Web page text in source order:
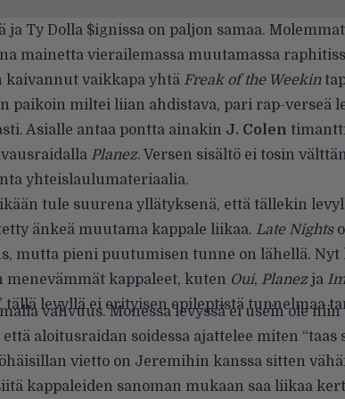
ja Ty Dolla $ignissa on paljon samaa.
mainetta vierailemassa muutamassa
kaivannut vaikkapa yhtä Freak of the Weekin
paikoin miltei liian ahdistava, pari rap-verseä
Asialle antaa pontta ainakin J. Colen
Planez. Versen sisältö ei tosin
yhteislaulumateriaalia.
tule suurena yllätyksenä, että tällekin
änkeä muutama kappale liikaa. Late Nights
mutta pieni puutumisen tunne on lähellä. Nyt
menevämmät kappaleet, kuten Oui, Planezja
tällä levyllä ei erityisen epileptistä tunnelmaa
vahvuus. Monessa levyssä ei usein ole niin
aloitusraidan soidessa ajattelee miten “taas
vietto on Jeremihin kanssa sitten
kappaleiden sanoman mukaan saa liikaa